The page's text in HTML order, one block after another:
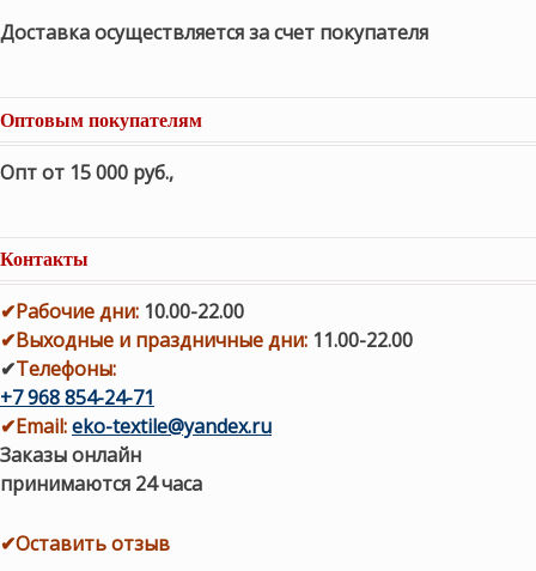
Доставка осуществляется за счет покупателя
Оптовым покупателям
Опт от 15 000 руб.,
Контакты
✔Рабочие дни: 10.00-22.00
✔Выходные и праздничные дни: 11.00-22.00
✔Телефоны:
+7 968 854-24-71
✔Email:eko-textile@yandex.ru
Заказы онлайн
принимаются 24 часа
✔Оставить отзыв